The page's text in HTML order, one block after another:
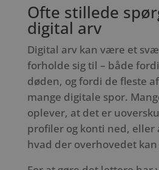
Ofte stillede
digital arv
Digital arv kan være et
forholde sig til – både
døden, og fordi de fleste
mange digitale spor.
oplever, at det er
profiler og konti ned, eller
hvad der overhovedet kan